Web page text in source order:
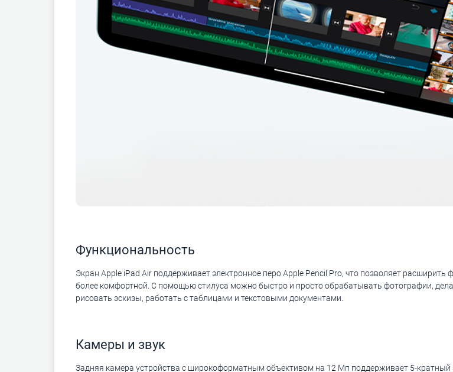
Функциональность
Экран Apple iPad Air поддерживает электронное перо Apple Pencil Pro, что позволяет расширить
более комфортной. С помощью стилуса можно быстро и просто обрабатывать фотографии,
рисовать эскизы, работать с таблицами и текстовыми документами.
Камеры и звук
Задняя камера устройства с широкоформатным объективом на 12 Мп поддерживает 5-